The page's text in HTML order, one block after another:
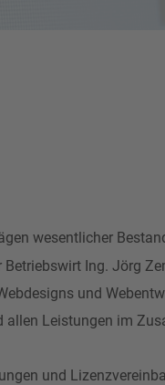
wesentlicher
Betriebswirt Ing. Jörg
und
Leistungen im
und